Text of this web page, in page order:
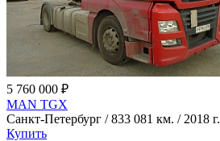
5 760 000 ₽
MAN TGX
Санкт-Петербург / 833 081 км. / 2018 г.
Купить